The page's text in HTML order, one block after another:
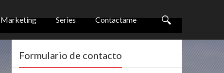
Marketing Series Contactame
Formulario de contacto